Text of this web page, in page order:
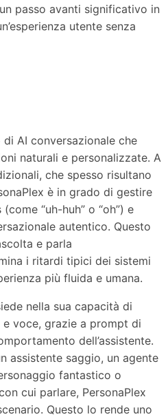
passo avanti significativo in
utente senza
AI conversazionale che
naturali e personalizzate. A
che spesso risultano
è in grado di gestire
“uh-huh” o “oh”) e
autentico. Questo
e parla
i ritardi tipici dei sistemi
più fluida e umana.
nella sua capacità di
voce, grazie a prompt di
dell’assistente.
assistente saggio, un agente
fantastico o
cui parlare, PersonaPlex
Questo lo rende uno